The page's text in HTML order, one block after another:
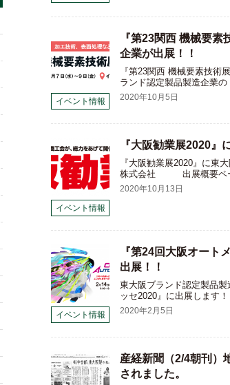
イベント情報
『第23関西 機械要
企業が出展！！
『第23関西 機械要素技
ランド認定製品製造企業
2020年10月5日
イベント情報
『大阪勧業展2020』
『大阪勧業展2020』に東
株式会社 出展概要ペー
2020年10月13日
イベント情報
『第24回大阪オート
出展！！
東大阪ブランド認定製品
ッセ2020』に出展します
2020年2月5日
産経新聞（2/4朝刊）
されました。